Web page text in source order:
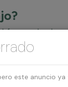
este anuncio